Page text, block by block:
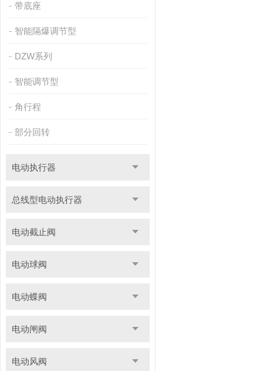
带底座
智能隔爆调节型
DZW系列
智能调节型
角行程
部分回转
电动执行器
总线型电动执行器
电动截止阀
电动球阀
电动蝶阀
电动闸阀
电动风阀